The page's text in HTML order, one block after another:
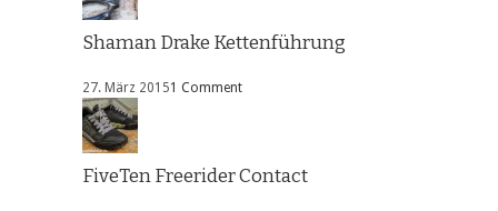
Shaman Drake Kettenführung
27. März 20151 Comment
FiveTen Freerider Contact